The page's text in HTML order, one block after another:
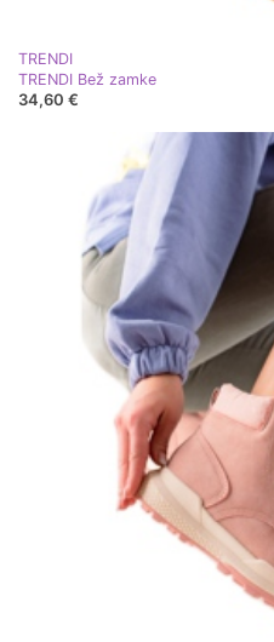
TRENDI
TRENDI Bež zamke
34,60 €